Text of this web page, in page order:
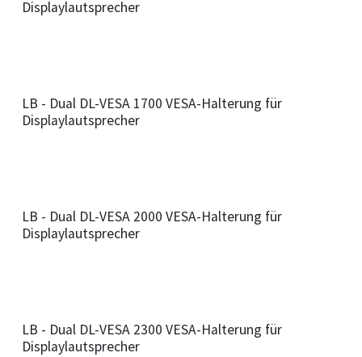
Displaylautsprecher
LB - Dual DL-VESA 1700 VESA-Halterung für
Displaylautsprecher
LB - Dual DL-VESA 2000 VESA-Halterung für
Displaylautsprecher
LB - Dual DL-VESA 2300 VESA-Halterung für
Displaylautsprecher